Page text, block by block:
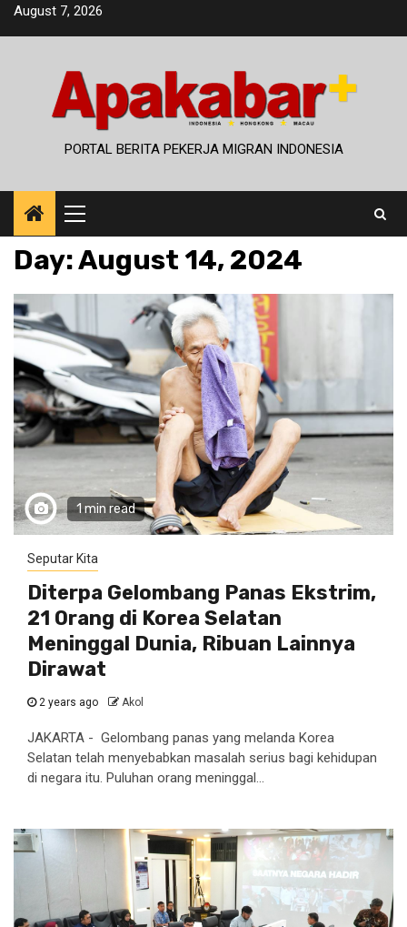
SkipAugust 7, 2026
PORTAL BERITA PEKERJA MIGRAN INDONESIA
Primary
Menu
Day:August 14, 2024
1 min read
Seputar Kita
Diterpa Gelombang Panas Ekstrim,
21 Orang di Korea Selatan
Meninggal Dunia, Ribuan Lainnya
Dirawat
2 years ago Akol
JAKARTA - Gelombang panas yang melanda Korea
Selatan telah menyebabkan masalah serius bagi kehidupan
di negara itu. Puluhan orang meninggal...